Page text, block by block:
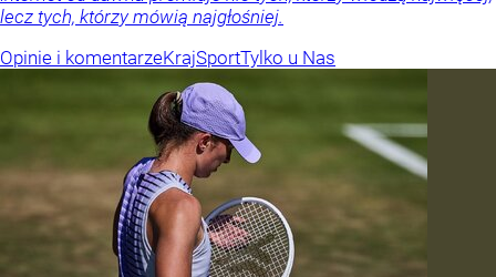
lecz tych, którzy mówią najgłośniej.
Opinie i komentarzeKrajSportTylko u Nas